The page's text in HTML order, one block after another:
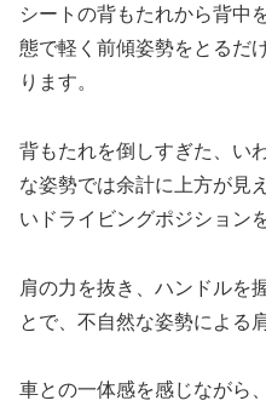
シートの背もたれから背中
態で軽く前傾姿勢をとるだ
ります。
背もたれを倒しすぎた、い
な姿勢では余計に上方が見
いドライビングポジション
肩の力を抜き、ハンドルを
とで、不自然な姿勢による
車との一体感を感じながら